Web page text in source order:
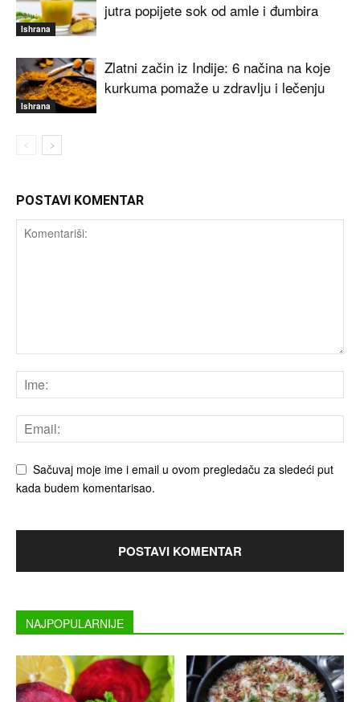
Ishrana
jutra popijete sok od amle i đumbira
Ishrana
Zlatni začin iz Indije: 6 načina na koje
kurkuma pomaže u zdravlju i lečenju
POSTAVI KOMENTAR
Sačuvaj moje ime i email u ovom pregledaču za sledeći put
kada budem komentarisao.
NAJPOPULARNIJE